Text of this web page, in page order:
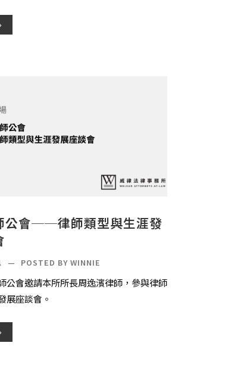
公會──律師類型與生涯發
— POSTED BY WINNIE
公會邀請本所所長周逸濱律師，參與律師
展座談會。